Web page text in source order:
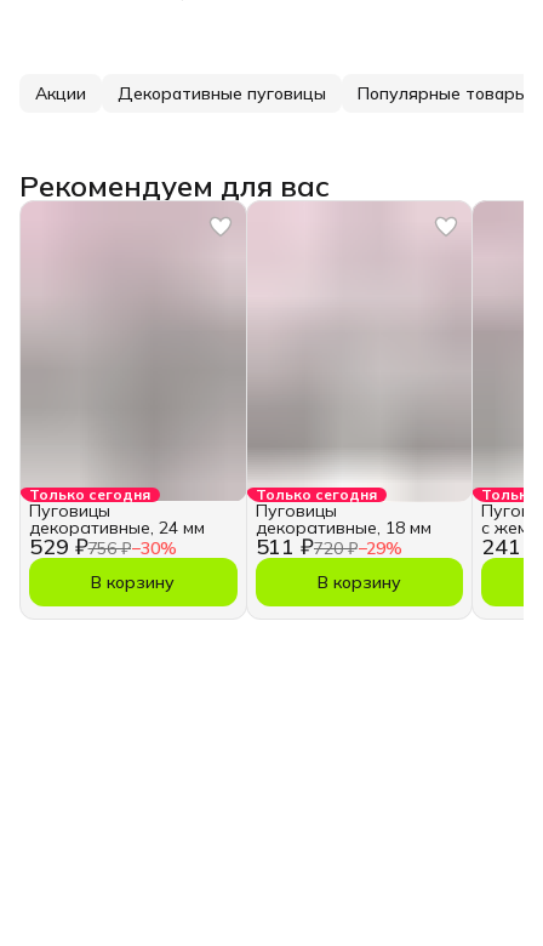
Акции Декоративные пуговицы Популярные товары
Рекомендуем для вас
Только сегодня
529 ₽756 ₽−30%
Пуговицы
декоративные, 24 мм
В корзину
Только сегодня
511 ₽720 ₽−29%
Пуговицы
декоративные, 18 мм
В корзину
Только
241 ₽
с